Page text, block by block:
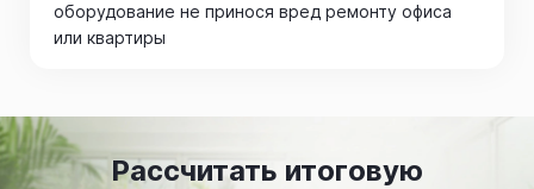
оборудование не принося вред ремонту офиса
или квартиры
Рассчитать итоговую